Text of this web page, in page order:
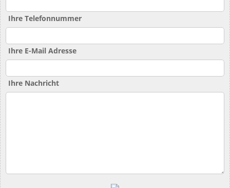
Ihre Telefonnummer
Ihre E-Mail Adresse
Ihre Nachricht